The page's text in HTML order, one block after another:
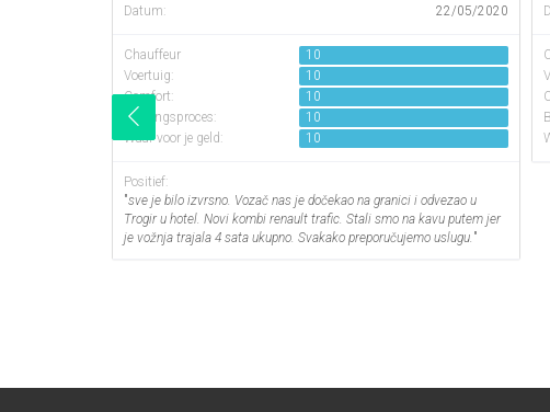
Datum:
22/05/2020
Chauffeur
10
Voertuig:
10
Comfort:
10
Boekingsproces:
10
Waar voor je geld:
10
Positief:
"sve je bilo izvrsno. Vozač nas je dočekao na granici i odvezao u
Trogir u hotel. Novi kombi renault trafic. Stali smo na kavu putem jer
je vožnja trajala 4 sata ukupno. Svakako preporučujemo uslugu. "